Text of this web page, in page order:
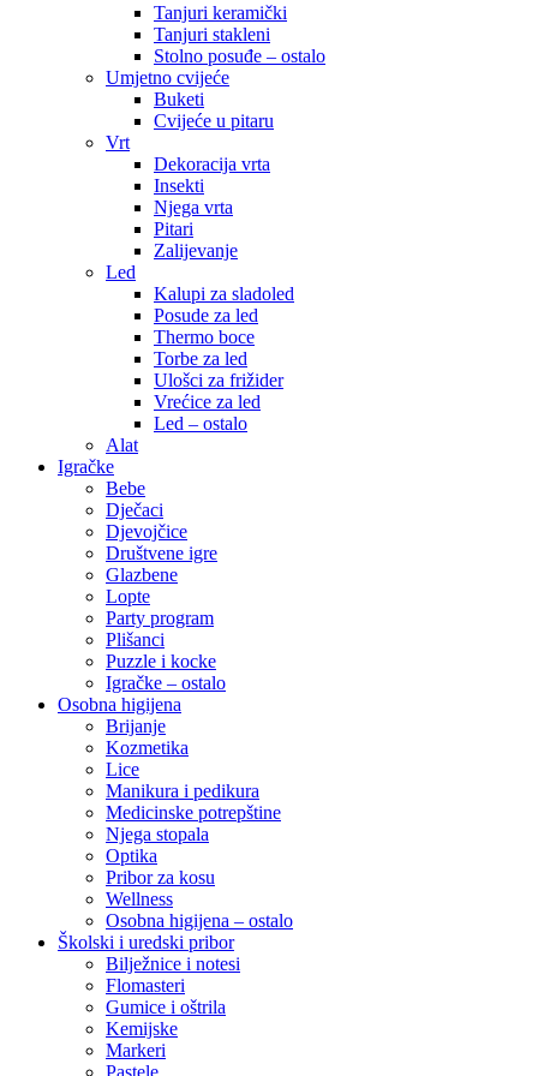
Tanjuri keramički
Tanjuri stakleni
Stolno posuđe – ostalo
Umjetno cvijeće
Buketi
Cvijeće u pitaru
Vrt
Dekoracija vrta
Insekti
Njega vrta
Pitari
Zalijevanje
Led
Kalupi za sladoled
Posude za led
Thermo boce
Torbe za led
Ulošci za frižider
Vrećice za led
Led – ostalo
Alat
Igračke
Bebe
Dječaci
Djevojčice
Društvene igre
Glazbene
Lopte
Party program
Plišanci
Puzzle i kocke
Igračke – ostalo
Osobna higijena
Brijanje
Kozmetika
Lice
Manikura i pedikura
Medicinske potrepštine
Njega stopala
Optika
Pribor za kosu
Wellness
Osobna higijena – ostalo
Školski i uredski pribor
Bilježnice i notesi
Flomasteri
Gumice i oštrila
Kemijske
Markeri
Pastele